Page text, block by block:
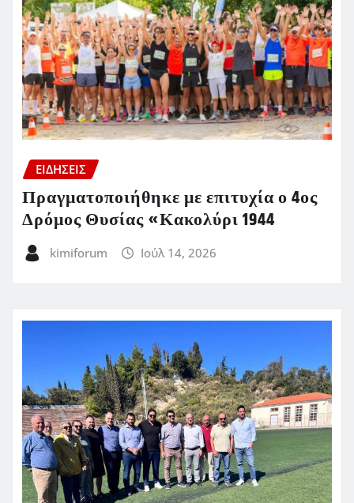
ΕΙΔΗΣΕΙΣ
Πραγματοποιήθηκε με επιτυχία ο 4ος
Δρόμος Θυσίας «Κακολύρι 1944
kimiforum Ιούλ 14, 2026